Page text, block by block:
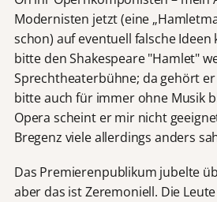
Modernisten jetzt (eine
schon) auf eventuell falsche Ideen
bitte den Shakespeare "Hamlet"
Sprechtheaterbühne; da gehört
bitte auch für immer ohne Musik
Opera scheint er mir nicht
Bregenz viele allerdings anders
Das Premierenpublikum jubelte
aber das ist Zeremoniell. Die